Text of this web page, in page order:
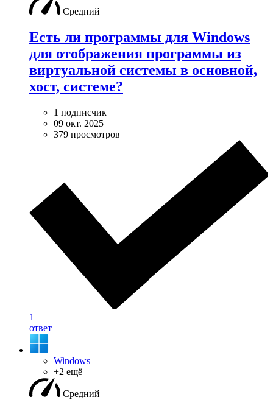
Средний
Есть ли программы для Windows
для отображения программы из
виртуальной системы в основной,
хост, системе?
1 подписчик
09 окт. 2025
379 просмотров
1
ответ
Windows
+2 ещё
Средний